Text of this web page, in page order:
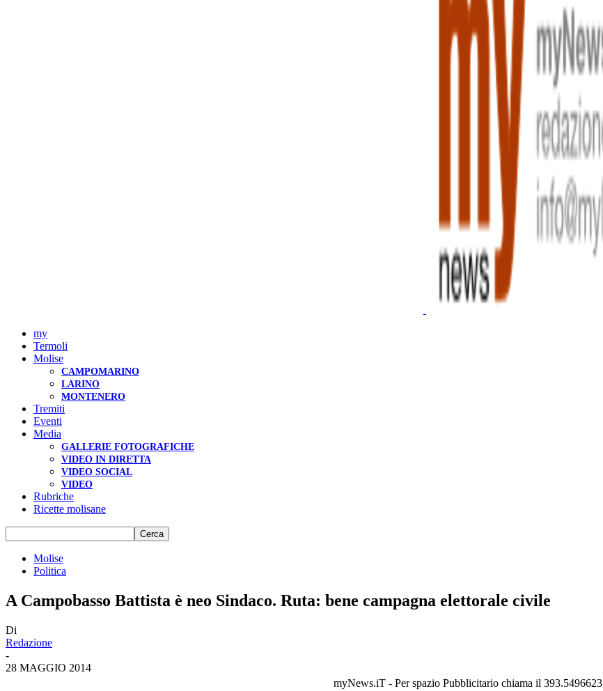
my
Termoli
Molise
CAMPOMARINO
LARINO
MONTENERO
Tremiti
Eventi
Media
GALLERIE FOTOGRAFICHE
VIDEO IN DIRETTA
VIDEO SOCIAL
VIDEO
Rubriche
Ricette molisane
Molise
Politica
A Campobasso Battista è neo Sindaco. Ruta: bene campagna elettorale civile
Di
Redazione
-
28 MAGGIO 2014
myNews.iT - Per spazio Pubblicitario chiama il 393.5496623